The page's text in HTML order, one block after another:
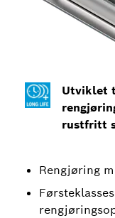
Utviklet
rustfritt
Rengjøring